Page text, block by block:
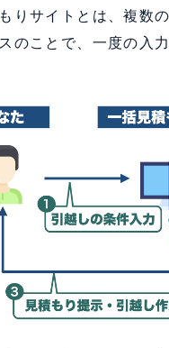
りサイトとは、複数
のことで、一度の入